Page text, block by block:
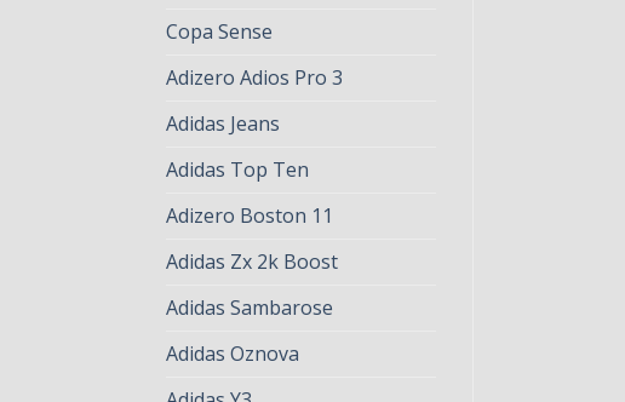
Copa Sense
Adizero Adios Pro 3
Adidas Jeans
Adidas Top Ten
Adizero Boston 11
Adidas Zx 2k Boost
Adidas Sambarose
Adidas Oznova